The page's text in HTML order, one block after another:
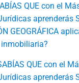
QUE con el
aprenderás
GEOGRÁFICA
QUE con el
aprenderás